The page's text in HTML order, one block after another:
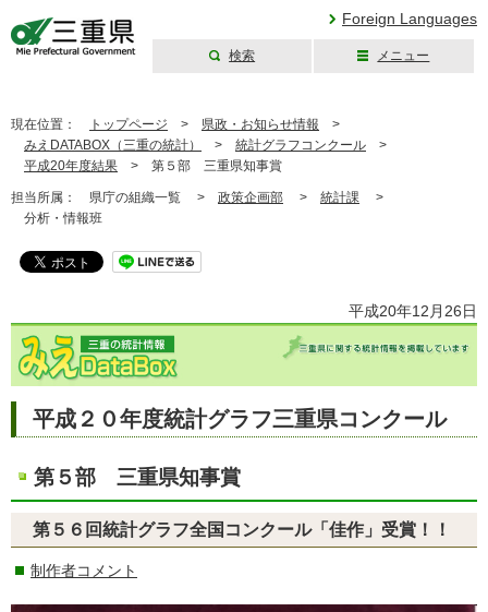
Foreign Languages
検索 メニュー
現在位置： トップページ > 県政・お知らせ情報 >
みえDATABOX（三重の統計）
> 統計グラフコンクール >
平成20年度結果 > 第５部 三重県知事賞
担当所属： 県庁の組織一覧 > 政策企画部 > 統計課 >
分析・情報班
平成20年12月26日
平成２０年度統計グラフ三重県コンクール
第５部 三重県知事賞
第５６回統計グラフ全国コンクール「佳作」受賞！！
制作者コメント